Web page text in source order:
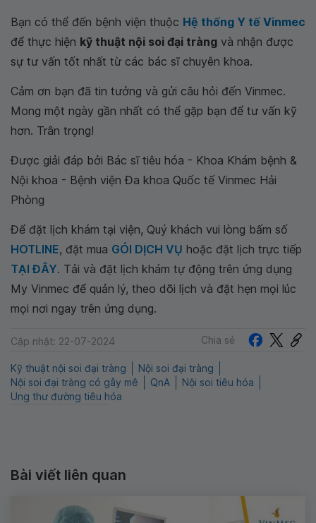
Bạn có thể đến bệnh viện thuộc Hệ thống Y tế Vinmec
để thực hiện kỹ thuật nội soi đại tràng và nhận được
sự tư vấn tốt nhất từ các bác sĩ chuyên khoa.
Cảm ơn bạn đã tin tưởng và gửi câu hỏi đến Vinmec.
Mong một ngày gần nhất có thể gặp bạn để tư vấn kỹ
hơn. Trân trọng!
Được giải đáp bởi Bác sĩ tiêu hóa - Khoa Khám bệnh &
Nội khoa - Bệnh viện Đa khoa Quốc tế Vinmec Hải
Phòng
Để đặt lịch khám tại viện, Quý khách vui lòng bấm số
HOTLINE, đặt mua GÓI DỊCH VỤ hoặc đặt lịch trực tiếp
TẠI ĐÂY. Tải và đặt lịch khám tự động trên ứng dụng
My Vinmec để quản lý, theo dõi lịch và đặt hẹn mọi lúc
mọi nơi ngay trên ứng dụng.
Cập nhật: 22-07-2024 Chia sẻ
Kỹ thuật nội soi đại tràng
Nội soi đại tràng
Nội soi đại tràng có gây mê
QnA
Nội soi tiêu hóa
Ung thư đường tiêu hóa
Bài viết liên quan